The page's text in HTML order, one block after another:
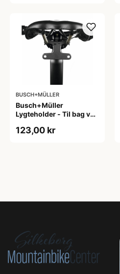
BUSCH+MÜLLER
Busch+Müller
Lygteholder - Til bag ved
123,00 kr